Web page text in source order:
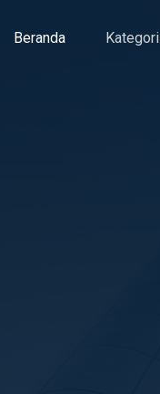
Beranda Kategori